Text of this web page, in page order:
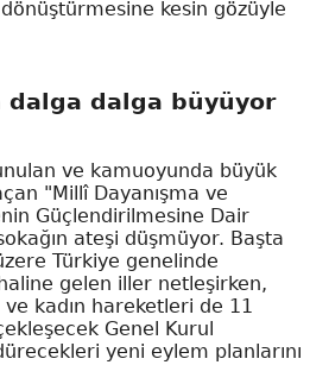
kesin gözüyle
dalga dalga büyüyor
ve kamuoyunda büyük
"Millî Dayanışma ve
Güçlendirilmesine Dair
ateşi düşmüyor. Başta
Türkiye genelinde
gelen iller netleşirken,
kadın hareketleri de 11
Genel Kurul
yeni eylem planlarını